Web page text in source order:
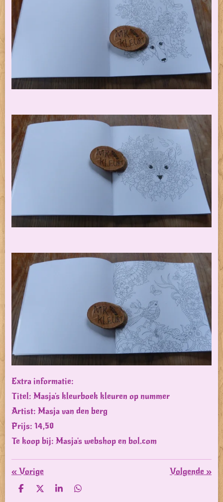
Extra informatie:
Titel: Masja's kleurboek kleuren op nummer
Artist: Masja van den berg
Prijs: 14,50
Te koop bij: Masja's webshop en bol.com
«Vorige Volgende »
D
D
S
D